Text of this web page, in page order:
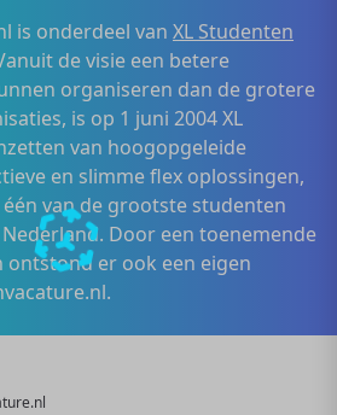
is onderdeel van XL Studenten
de visie een betere
organiseren dan de grotere
is op 1 juni 2004 XL
van hoogopgeleide
en slimme flex oplossingen,
van de grootste studenten
Door een toenemende
ontstond er ook een eigen